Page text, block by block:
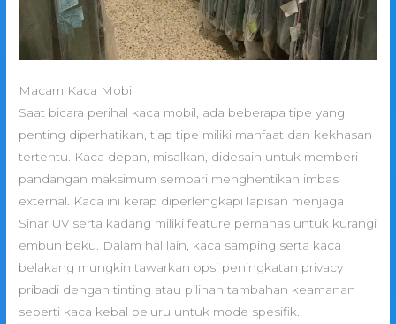
Macam Kaca Mobil
Saat bicara perihal kaca mobil, ada beberapa tipe yang
penting diperhatikan, tiap tipe miliki manfaat dan kekhasan
tertentu. Kaca depan, misalkan, didesain untuk memberi
pandangan maksimum sembari menghentikan imbas
external. Kaca ini kerap diperlengkapi lapisan menjaga
Sinar UV serta kadang miliki feature pemanas untuk kurangi
embun beku. Dalam hal lain, kaca samping serta kaca
belakang mungkin tawarkan opsi peningkatan privacy
pribadi dengan tinting atau pilihan tambahan keamanan
seperti kaca kebal peluru untuk mode spesifik.